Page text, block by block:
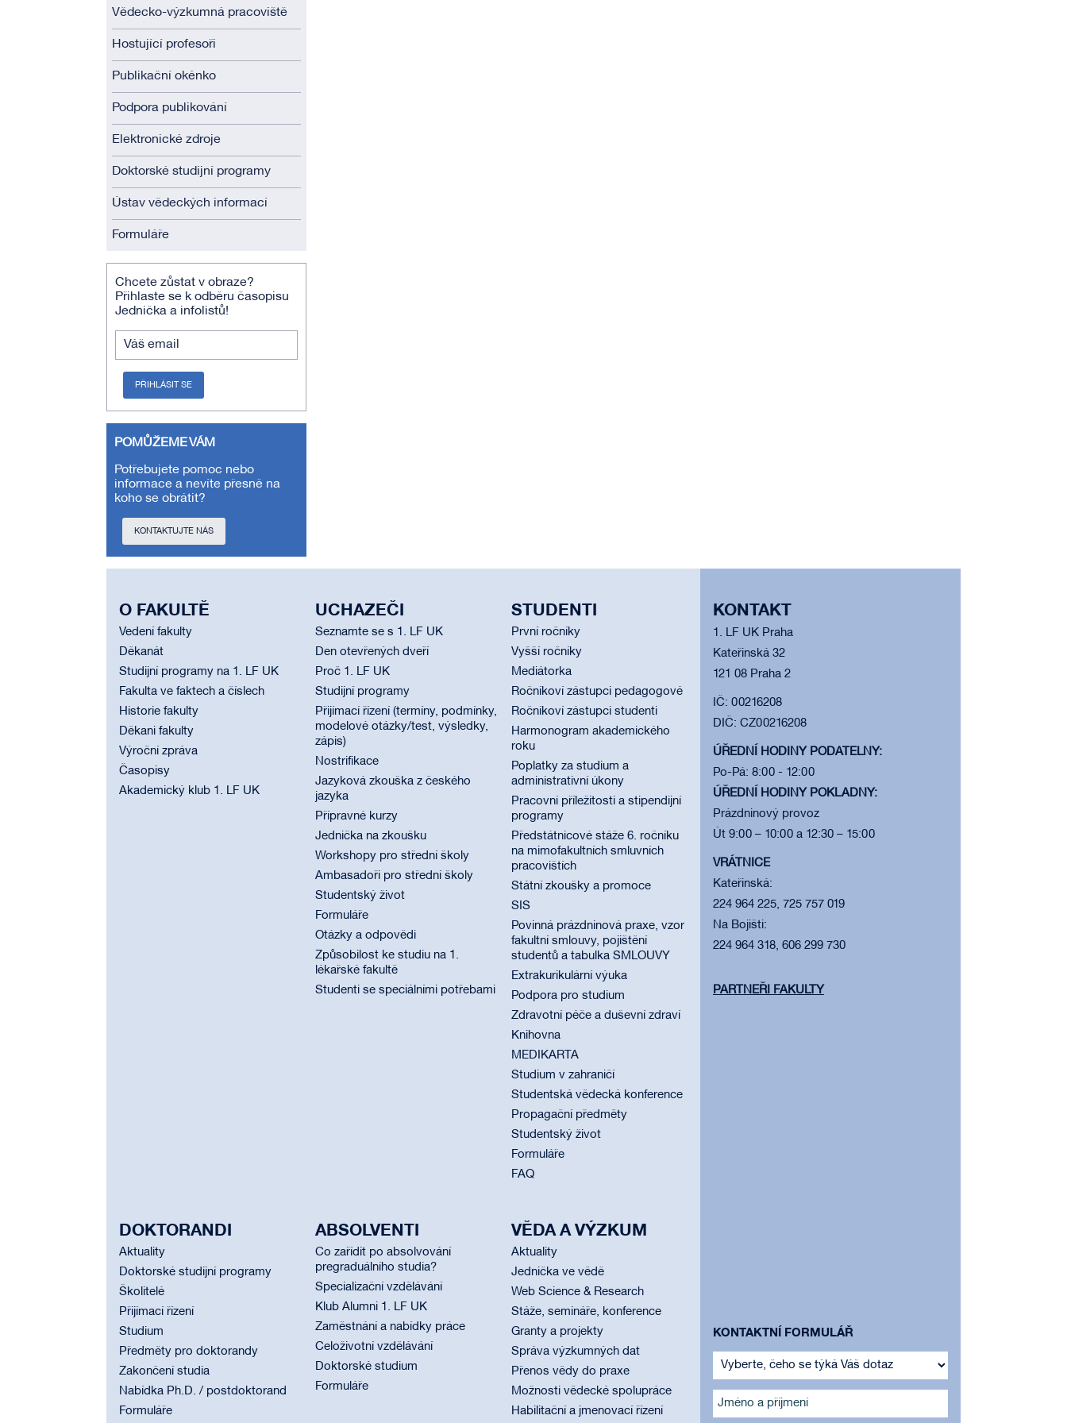
Vědecko-výzkumná pracoviště
Hostující profesoři
Publikační okénko
Podpora publikování
Elektronické zdroje
Doktorské studijní programy
Ústav vědeckých informací
Formuláře
Chcete zůstat v obraze?
Přihlaste se k odběru časopisu
Jednička a infolistů!
Váš email
PŘIHLÁSIT SE
POMŮŽEME VÁM
Potřebujete pomoc nebo
informace a nevíte přesně na
koho se obrátit?
KONTAKTUJTE NÁS
O FAKULTĚ
Vedení fakulty
Děkanát
Studijní programy na 1. LF UK
Fakulta ve faktech a číslech
Historie fakulty
Děkani fakulty
Výroční zpráva
Časopisy
Akademický klub 1. LF UK
UCHAZEČI
Seznamte se s 1. LF UK
Den otevřených dveří
Proč 1. LF UK
Studijní programy
Přijímací řízení (termíny, podmínky,
modelové otázky/test, výsledky,
zápis)
Nostrifikace
Jazyková zkouška z českého
jazyka
Přípravné kurzy
Jednička na zkoušku
Workshopy pro střední školy
Ambasadoři pro střední školy
Studentský život
Formuláře
Otázky a odpovědi
Způsobilost ke studiu na 1.
lékařské fakultě
Studenti se speciálními potřebami
STUDENTI
První ročníky
Vyšší ročníky
Mediátorka
Ročníkoví zástupci pedagogové
Ročníkoví zástupci studenti
Harmonogram akademického
roku
Poplatky za studium a
administrativní úkony
Pracovní příležitosti a stipendijní
programy
Předstátnicové stáže 6. ročníku
na mimofakultních smluvních
pracovištích
Státní zkoušky a promoce
SIS
Povinná prázdninová praxe, vzor
fakultní smlouvy, pojištění
studentů a tabulka SMLOUVY
Extrakurikulární výuka
Podpora pro studium
Zdravotní péče a duševní zdraví
Knihovna
MEDIKARTA
Studium v zahraničí
Studentská vědecká konference
Propagační předměty
Studentský život
Formuláře
FAQ
DOKTORANDI
Aktuality
Doktorské studijní programy
Školitelé
Přijímací řízení
Studium
Předměty pro doktorandy
Zakončení studia
Nabídka Ph.D. / postdoktorand
Formuláře
ABSOLVENTI
Co zařídit po absolvování
pregraduálního studia?
Specializační vzdělávání
Klub Alumni 1. LF UK
Zaměstnání a nabídky práce
Celoživotní vzdělávání
Doktorské studium
Formuláře
VĚDA A VÝZKUM
Aktuality
Jednička ve vědě
Web Science & Research
Stáže, semináře, konference
Granty a projekty
Správa výzkumných dat
Přenos vědy do praxe
Možnosti vědecké spolupráce
Habilitační a jmenovací řízení
KONTAKT
1. LF UK Praha
Kateřinská 32
121 08 Praha 2
IČ: 00216208
DIČ: CZ00216208
ÚŘEDNÍ HODINY PODATELNY:
Po-Pá: 8:00 - 12:00
ÚŘEDNÍ HODINY POKLADNY:
Prázdninový provoz
Út 9:00 – 10:00 a 12:30 – 15:00
VRÁTNICE
Kateřinská:
224 964 225, 725 757 019
Na Bojišti:
224 964 318, 606 299 730
PARTNEŘI FAKULTY
KONTAKTNÍ FORMULÁŘ
Jméno a příjmení